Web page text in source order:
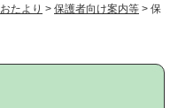
おたより > 保護者向け案内等 > 保